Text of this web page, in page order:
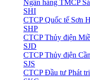
Ngân hàng TMCP
SHI
CTCP Quốc tế Sơn
SHP
CTCP Thủy điện
SJD
CTCP Thủy điện
SJS
CTCP Đầu tư Phát